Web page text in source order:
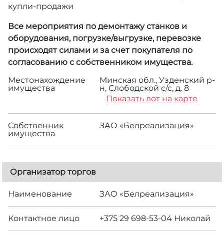
купли-продажи
Все мероприятия по демонтажу станков и
оборудования, погрузке/выгрузке, перевозке
происходят силами и за счет покупателя по
согласованию с собственником имущества.
Местонахождение
имущества
Минская обл., Узденский р-
н, Слободской с/с, д. 8
Показать лот на карте
Собственник
имущества
ЗАО «Белреализация»
Организатор торгов
Наименование ЗАО «Белреализация»
Контактное лицо +375 29 698-53-04 Николай